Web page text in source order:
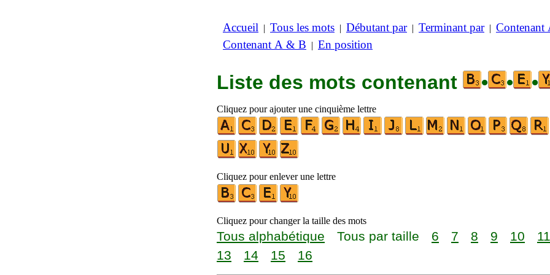
Accueil | Tous les mots | Débutant par| Terminant par| Contenant
Contenant A & B | En position
Liste des mots contenant • • •
Cliquez pour ajouter une cinquième lettre
Cliquez pour enlever une lettre
Cliquez pour changer la taille des mots
Tous alphabétique Tous par taille 6 7 8 9 10 11
13
14 15 16